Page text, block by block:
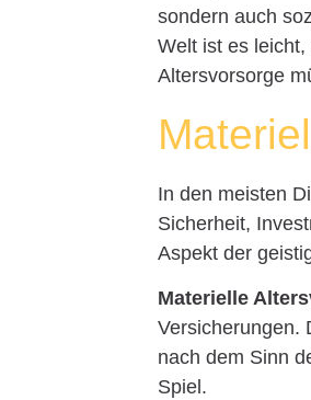
sondern auch
Welt ist es
Altersvorsorge
In den meisten
Sicherheit,
Aspekt der
Materielle
Versicherungen.
nach dem Sinn
Spiel.